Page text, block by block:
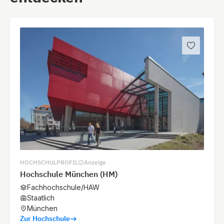
HOCHSCHULPROFIL Anzeige
Hochschule München (HM)
Fachhochschule/HAW
Staatlich
München
Zur Hochschule